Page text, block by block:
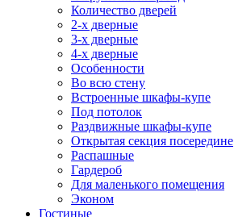
Количество дверей
2-х дверные
3-х дверные
4-х дверные
Особенности
Во всю стену
Встроенные шкафы-купе
Под потолок
Раздвижные шкафы-купе
Открытая секция посередине
Распашные
Гардероб
Для маленького помещения
Эконом
Гостиные